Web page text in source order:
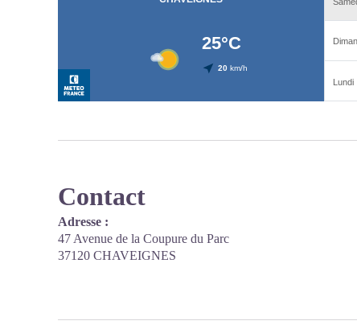
Contact
Adresse :
47 Avenue de la Coupure du Parc
37120 CHAVEIGNES